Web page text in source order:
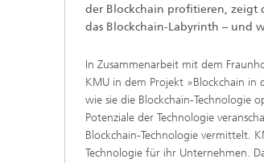
der Blockchain profitieren, zeigt
das Blockchain-Labyrinth – und
In Zusammenarbeit mit dem
KMU in dem Projekt »Blockchain
wie sie die Blockchain-Technologie
Potenziale der Technologie
Blockchain-Technologie vermittelt.
Technologie für ihr Unternehmen.